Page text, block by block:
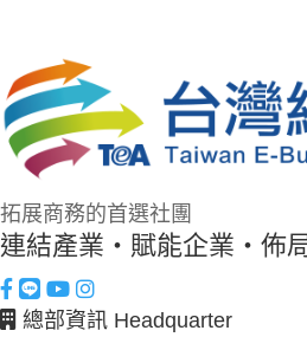
拓展商務的首選社團
連結產業・賦能企業・佈
總部資訊 Headquarter